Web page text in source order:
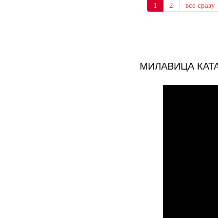
1 2 все сразу
МИЛАВИЦА